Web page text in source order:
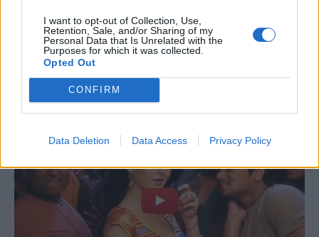
I want to opt-out of Collection, Use,
Retention, Sale, and/or Sharing of my
Personal Data that Is Unrelated with the
Purposes for which it was collected.
Opted Out
CONFIRM
Data Deletion Data Access Privacy Policy